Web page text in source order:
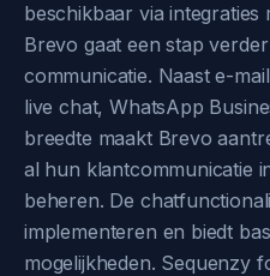
beschikbaar via
Brevo gaat een stap
communicatie. Naast e-
live chat, WhatsApp
breedte maakt Brevo
al hun klantcommunicatie
beheren. De
implementeren en biedt
mogelijkheden. Sequenzy